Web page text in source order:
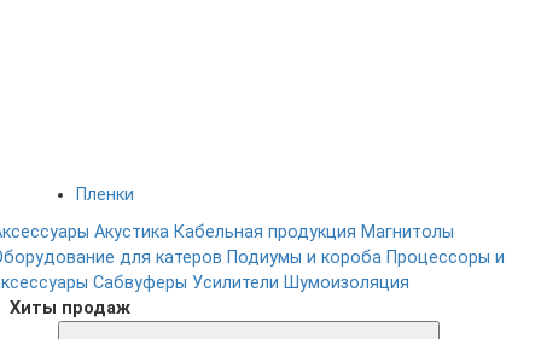
Пленки
Акустика Кабельная продукция Магнитолы
для катеров Подиумы и короба Процессоры и
Сабвуферы Усилители Шумоизоляция
Хиты продаж